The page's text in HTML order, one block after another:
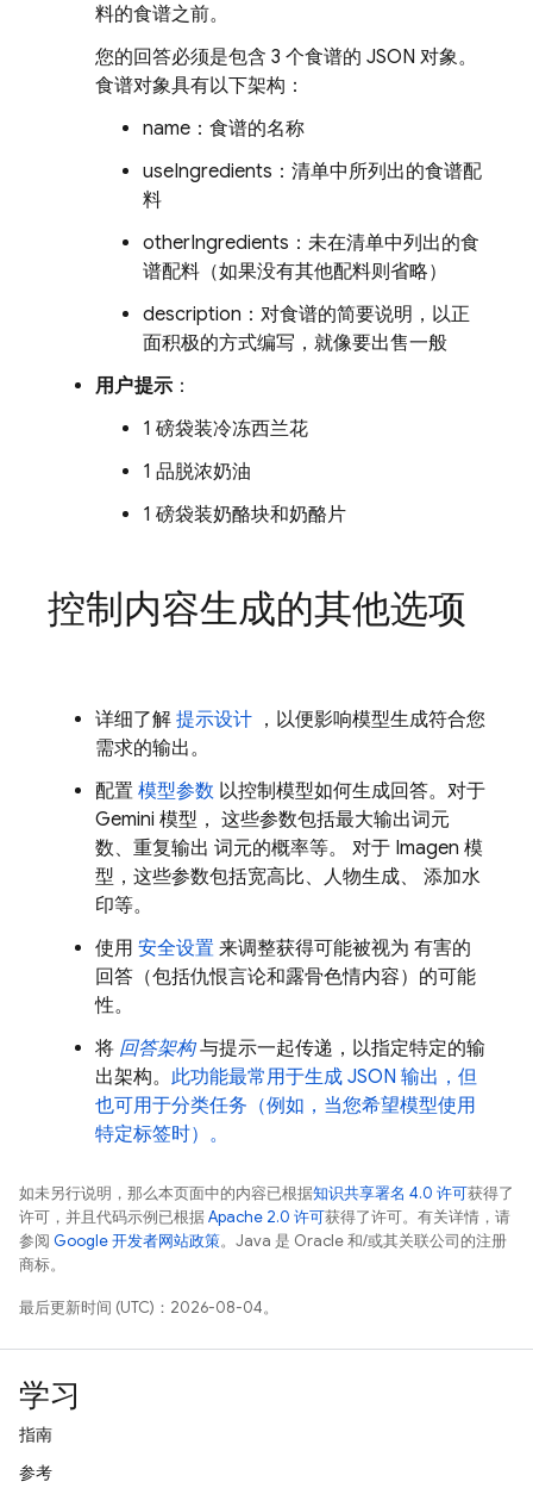
料的食谱之前。
您的回答必须是包含 3 个食谱的 JSON 对象。
食谱对象具有以下架构：
name：食谱的名称
useIngredients：清单中所列出的食谱配
料
otherIngredients：未在清单中列出的食
谱配料（如果没有其他配料则省略）
description：对食谱的简要说明，以正
面积极的方式编写，就像要出售一般
用户提示 ：
1 磅袋装冷冻西兰花
1 品脱浓奶油
1 磅袋装奶酪块和奶酪片
控制内容生成的其他选项
详细了解 提示设计 ，以便影响模型生成符合您
需求的输出。
配置 模型参数 以控制模型如何生成回答。对于
Gemini 模型， 这些参数包括最大输出词元
数、重复输出 词元的概率等。 对于 Imagen 模
型，这些参数包括宽高比、人物生成、 添加水
印等。
使用 安全设置 来调整获得可能被视为 有害的
回答（包括仇恨言论和露骨色情内容）的可能
性。
将 回答架构与提示一起传递，以指定特定的输
出架构。 此功能最常用于生成 JSON 输出，但
也可用于分类任务（例如，当您希望模型使用
特定标签时）。
如未另行说明，那么本页面中的内容已根据知识共享署名 4.0 许可获得了
许可，并且代码示例已根据Apache 2.0 许可获得了许可。有关详情，请
参阅 Google 开发者网站政策。Java 是 Oracle 和/或其关联公司的注册
商标。
最后更新时间 (UTC)：2026-08-04。
学习
指南
参考